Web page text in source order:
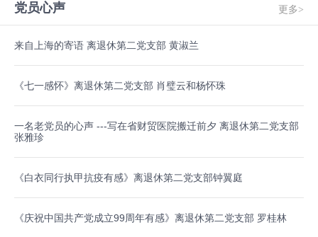
党员心声 更多>
来自上海的寄语 离退休第二党支部 黄淑兰
《七一感怀》离退休第二党支部 肖璧云和杨怀珠
一名老党员的心声 ---写在省财贸医院搬迁前夕 离退休第二党支部
张雅珍
《白衣同行执甲抗疫有感》离退休第二党支部钟翼庭
《庆祝中国共产党成立99周年有感》离退休第二党支部 罗桂林